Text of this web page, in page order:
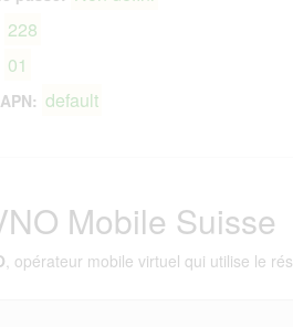
228
01
default
Mobile Suisse
, opérateur mobile virtuel qui utilise le